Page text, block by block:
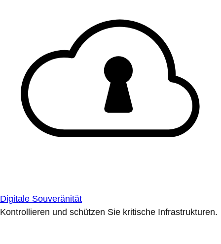
Digitale Souveränität
Kontrollieren und schützen Sie kritische Infrastrukturen.